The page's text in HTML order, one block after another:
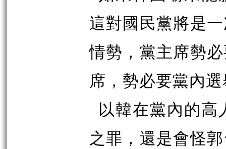
這對國民黨將是
情勢，黨主席勢
席，勢必要黨內
以韓在黨內的高
之罪，還是會怪